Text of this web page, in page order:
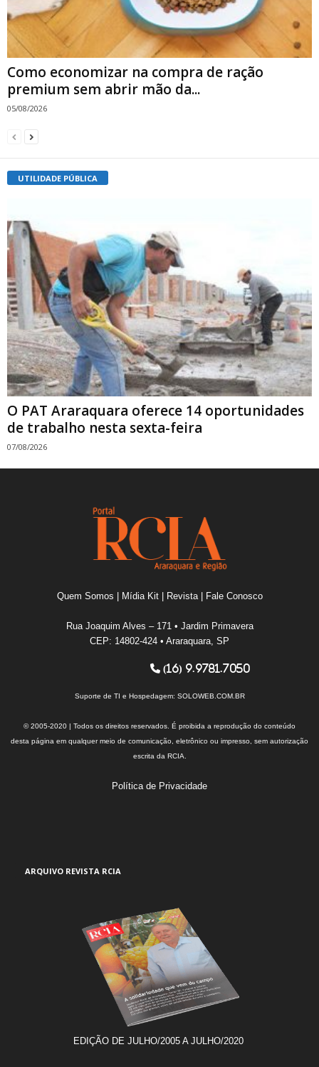
Como economizar na compra de ração
premium sem abrir mão da...
05/08/2026
UTILIDADE PÚBLICA
O PAT Araraquara oferece 14 oportunidades
de trabalho nesta sexta-feira
07/08/2026
Quem Somos Mídia Kit| Revista| Fale Conosco
Rua Joaquim Alves – 171 • Jardim Primavera
CEP: 14802-424 • Araraquara, SP
(16) 9.9781.7050
Suporte de TI e Hospedagem: SOLOWEB.COM.BR
© 2005-2020 | Todos os direitos reservados. É proibida a reprodução do conteúdo
desta página em qualquer meio de comunicação, eletrônico ou impresso, sem autorização
escrita da RCIA.
Política de Privacidade
ARQUIVO REVISTA RCIA
EDIÇÃO DE JULHO/2005 A JULHO/2020